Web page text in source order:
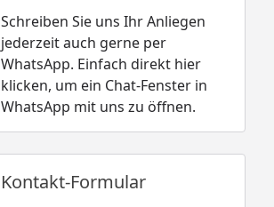
Schreiben Sie uns Ihr Anliegen
jederzeit auch gerne per
WhatsApp. Einfach direkt hier
klicken, um ein Chat-Fenster in
WhatsApp mit uns zu öffnen.
Kontakt-Formular